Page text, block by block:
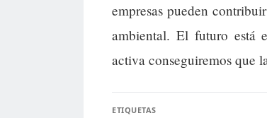
empresas pueden
ambiental. El futuro está
activa conseguiremos que
ETIQUETAS